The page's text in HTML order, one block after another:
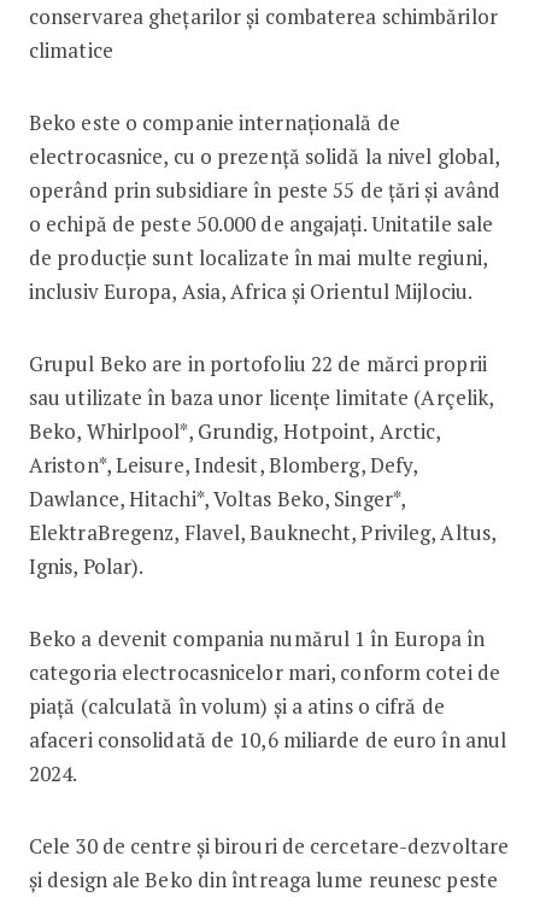
conservarea ghețarilor și combaterea schimbărilor
climatice
Beko este o companie internațională de
electrocasnice, cu o prezență solidă la nivel global,
operând prin subsidiare în peste 55 de țări și având
o echipă de peste 50.000 de angajați. Unitatile sale
de producție sunt localizate în mai multe regiuni,
inclusiv Europa, Asia, Africa și Orientul Mijlociu.
Grupul Beko are in portofoliu 22 de mărci proprii
sau utilizate în baza unor licențe limitate (Arçelik,
Beko, Whirlpool*, Grundig, Hotpoint, Arctic,
Ariston*, Leisure, Indesit, Blomberg, Defy,
Dawlance, Hitachi*, Voltas Beko, Singer*,
ElektraBregenz, Flavel, Bauknecht, Privileg, Altus,
Ignis, Polar).
Beko a devenit compania numărul 1 în Europa în
categoria electrocasnicelor mari, conform cotei de
piață (calculată în volum) și a atins o cifră de
afaceri consolidată de 10,6 miliarde de euro în anul
2024.
Cele 30 de centre și birouri de cercetare-dezvoltare
și design ale Beko din întreaga lume reunesc peste